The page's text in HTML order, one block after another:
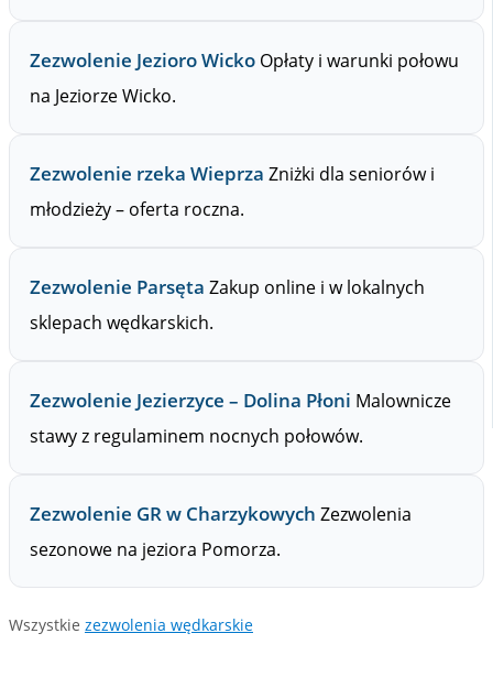
Zezwolenie Jezioro Wicko Opłaty i warunki połowu
na Jeziorze Wicko.
Zezwolenie rzeka Wieprza Zniżki dla seniorów i
młodzieży – oferta roczna.
Zezwolenie Parsęta Zakup online i w lokalnych
sklepach wędkarskich.
Zezwolenie Jezierzyce – Dolina Płoni Malownicze
stawy z regulaminem nocnych połowów.
Zezwolenie GR w Charzykowych Zezwolenia
sezonowe na jeziora Pomorza.
Wszystkie zezwolenia wędkarskie